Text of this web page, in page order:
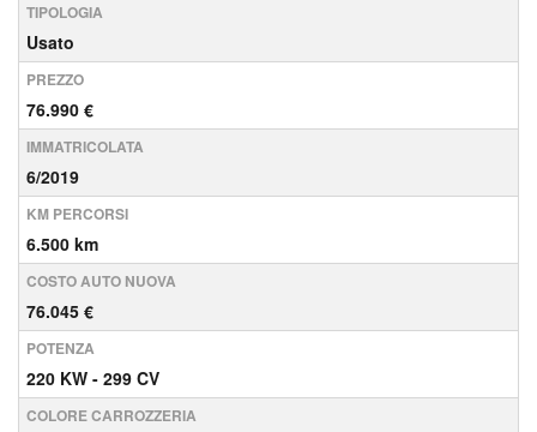
FINANZIAMENTO e LEASING PERSONALIZZATI -
ASSICURAZIONI PERSONALIZZATE...
TIPOLOGIA
Usato
PREZZO
76.990 €
IMMATRICOLATA
6/2019
KM PERCORSI
6.500 km
COSTO AUTO NUOVA
76.045 €
POTENZA
220 KW - 299 CV
COLORE CARROZZERIA